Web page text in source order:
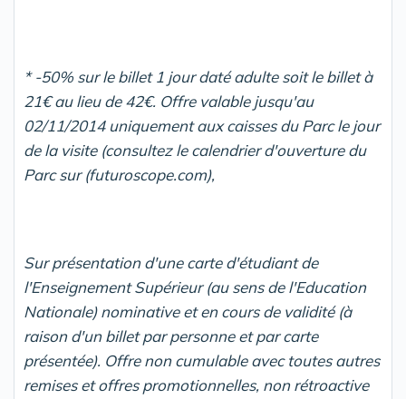
* -50% sur le billet 1 jour daté adulte soit le billet à
21€ au lieu de 42€. Offre valable jusqu'au
02/11/2014 uniquement aux caisses du Parc le jour
de la visite (consultez le calendrier d'ouverture du
Parc sur (futuroscope.com),
Sur présentation d'une carte d'étudiant de
l'Enseignement Supérieur (au sens de l'Education
Nationale) nominative et en cours de validité (à
raison d'un billet par personne et par carte
présentée). Offre non cumulable avec toutes autres
remises et offres promotionnelles, non rétroactive